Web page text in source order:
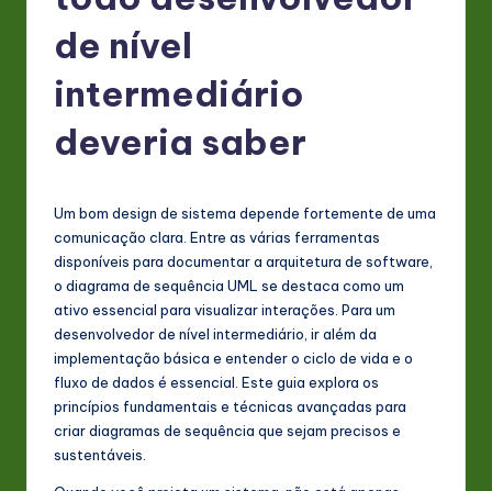
rt
L
de nível
intermediário
deveria saber
Um bom design de sistema depende fortemente de uma
comunicação clara. Entre as várias ferramentas
disponíveis para documentar a arquitetura de software,
o diagrama de sequência UML se destaca como um
ativo essencial para visualizar interações. Para um
desenvolvedor de nível intermediário, ir além da
implementação básica e entender o ciclo de vida e o
fluxo de dados é essencial. Este guia explora os
princípios fundamentais e técnicas avançadas para
criar diagramas de sequência que sejam precisos e
sustentáveis.